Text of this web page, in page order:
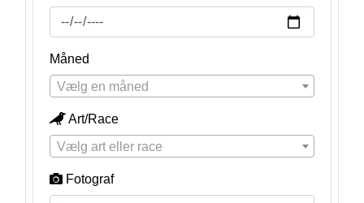
Måned
Vælg en måned
Art/Race
Vælg art eller race
Fotograf